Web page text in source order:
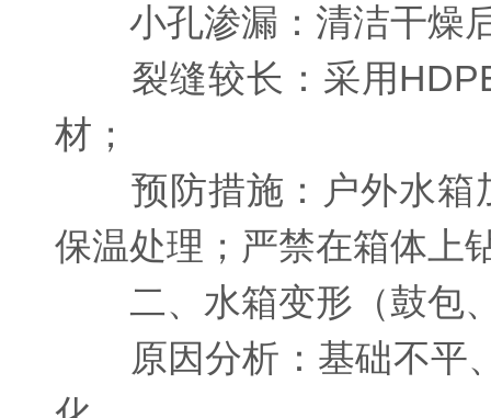
小孔渗漏：清洁干燥后
裂缝较长：采用HDPE
材；
预防措施：户外水箱
保温处理；严禁在箱体上
二、水箱变形（鼓包
原因分析：基础不平、